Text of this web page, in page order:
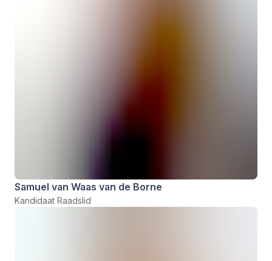
Samuel van Waas van de Borne
Kandidaat Raadslid